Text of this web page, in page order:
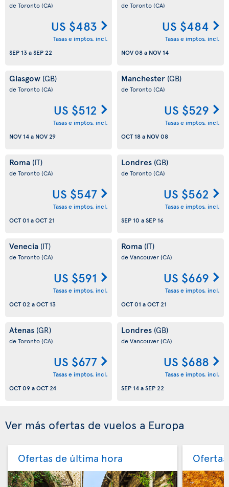
de Toronto(CA)
US $483
Tasas e imptos. incl.
SEP 13aSEP 22
de Toronto(CA)
US $484
Tasas e imptos. incl.
NOV 08a NOV 14
Glasgow (GB)
de Toronto(CA)
US $512
Tasas e imptos. incl.
NOV 14a NOV 29
Manchester (GB)
de Toronto(CA)
US $529
Tasas e imptos. incl.
OCT 18a NOV 08
Roma (IT)
de Toronto(CA)
US $547
Tasas e imptos. incl.
OCT 01 aOCT 21
Londres (GB)
de Toronto(CA)
US $562
Tasas e imptos. incl.
SEP 10 aSEP 16
Venecia (IT)
de Toronto(CA)
US $591
Tasas e imptos. incl.
OCT 02 aOCT 13
Roma (IT)
de Vancouver(CA)
US $669
Tasas e imptos. incl.
OCT 01 aOCT 21
Atenas (GR)
de Toronto(CA)
US $677
Tasas e imptos. incl.
OCT 09aOCT 24
Londres (GB)
de Vancouver(CA)
US $688
Tasas e imptos. incl.
SEP 14aSEP 22
Ver más ofertas de vuelos a Europa
Ofertas de última hora